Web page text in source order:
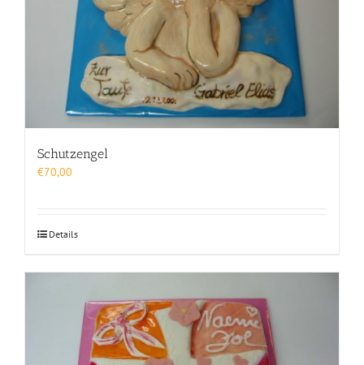
Schutzengel
€70,00
Details